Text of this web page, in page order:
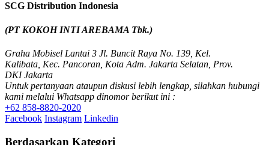
SCG Distribution Indonesia
(PT KOKOH INTI AREBAMA Tbk.)
Graha Mobisel Lantai 3 Jl. Buncit Raya No. 139, Kel.
Kalibata, Kec. Pancoran, Kota Adm. Jakarta Selatan, Prov.
DKI Jakarta
Untuk pertanyaan ataupun diskusi lebih lengkap, silahkan hubungi
kami melalui Whatsapp dinomor berikut ini :
+62 858-8820-2020
Facebook Instagram Linkedin
Berdasarkan Kategori